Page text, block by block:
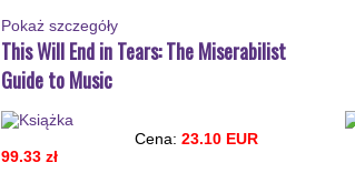
Pokaż szczegόły
This Will End in Tears: The Miserabilist
Guide to Music
Cena: 23.10 EUR
99.33 zł